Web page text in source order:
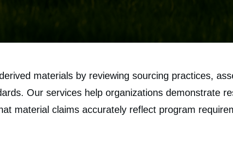
materials by reviewing sourcing practices,
Our services help organizations demonstrate
material claims accurately reflect program